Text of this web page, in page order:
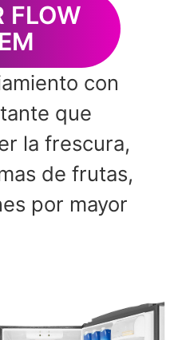
FLOW
con
que
la frescura,
de frutas,
por mayor